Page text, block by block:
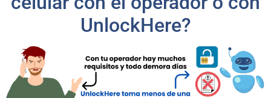
UnlockHere?